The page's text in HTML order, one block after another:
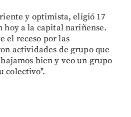
y optimista, eligió 17
hoy a la capital nariñense.
el receso por las
actividades de grupo que
bien y veo un grupo
colectivo".